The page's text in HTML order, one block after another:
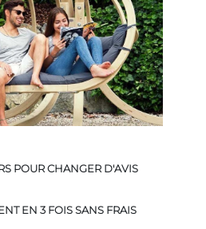
POUR CHANGER D'AVIS
EN 3 FOIS SANS FRAIS